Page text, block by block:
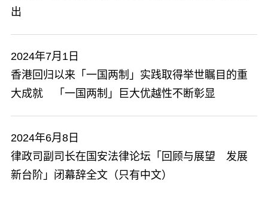
出
2024年7月1日
香港回归以来「一国两制」实践取得举世瞩目的重
大成就 「一国两制」巨大优越性不断彰显
2024年6月8日
律政司副司长在国安法律论坛「回顾与展望 发展
新台阶」闭幕辞全文（只有中文）